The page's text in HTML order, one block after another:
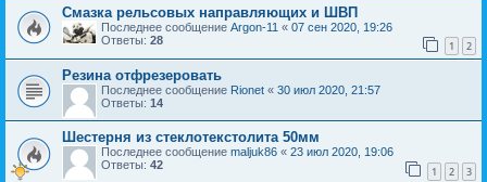
Смазка рельсовых направляющих и ШВП
Последнее сообщение Argon-11 « 07 сен 2020, 19:26
Ответы: 28 1 2
Резина отфрезеровать
Последнее сообщение Rionet « 30 июл 2020, 21:57
Ответы: 14
Шестерня из стеклотекстолита 50мм
Последнее сообщение maljuk86 « 23 июл 2020, 19:06
Ответы: 42 1 2 3